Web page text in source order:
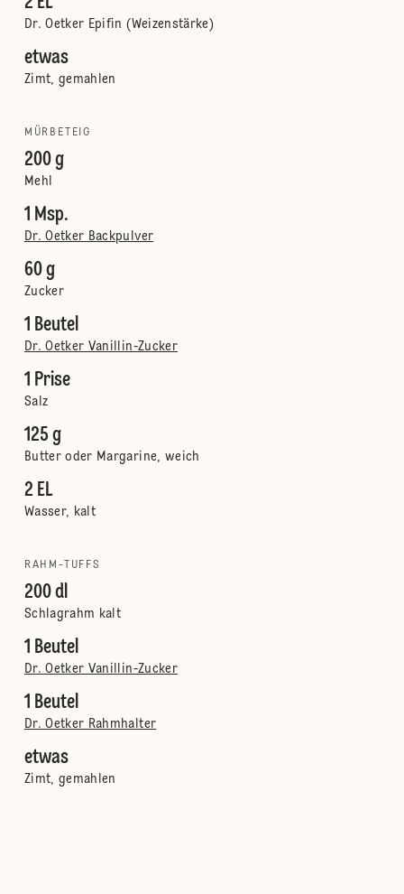
Dr. Oetker Epifin (Weizenstärke)
etwas
Zimt, gemahlen
MÜRBETEIG
200 g
Mehl
1 Msp.
Dr. Oetker Backpulver
60 g
Zucker
1 Beutel
Dr. Oetker Vanillin-Zucker
1 Prise
Salz
125 g
Butter oder Margarine, weich
2 EL
Wasser, kalt
RAHM-TUFFS
200 dl
Schlagrahm kalt
1 Beutel
Dr. Oetker Vanillin-Zucker
1 Beutel
Dr. Oetker Rahmhalter
etwas
Zimt, gemahlen